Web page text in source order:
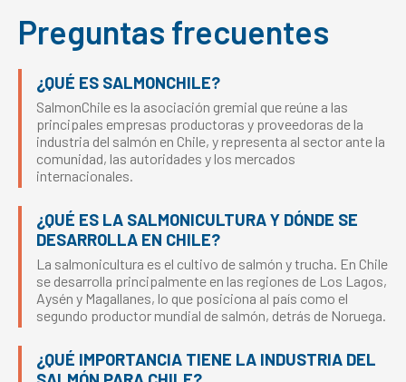
Preguntas frecuentes
¿QUÉ ES SALMONCHILE?
SalmonChile es la asociación gremial que reúne a las
principales empresas productoras y proveedoras de la
industria del salmón en Chile, y representa al sector ante la
comunidad, las autoridades y los mercados
internacionales.
¿QUÉ ES LA SALMONICULTURA Y DÓNDE SE
DESARROLLA EN CHILE?
La salmonicultura es el cultivo de salmón y trucha. En Chile
se desarrolla principalmente en las regiones de Los Lagos,
Aysén y Magallanes, lo que posiciona al país como el
segundo productor mundial de salmón, detrás de Noruega.
¿QUÉ IMPORTANCIA TIENE LA INDUSTRIA DEL